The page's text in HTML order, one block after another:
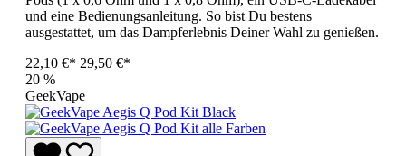
und eine Bedienungsanleitung. So bist Du bestens
ausgestattet, um das Dampferlebnis Deiner Wahl zu genießen.
22,10 €* 29,50 €*
20 %
GeekVape